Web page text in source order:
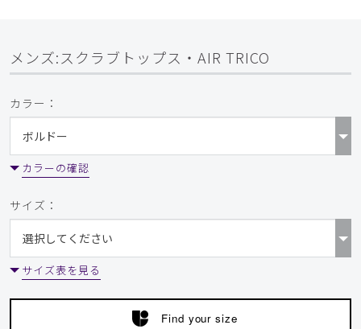
メンズ:スクラブトップス・AIR TRICO
カラー：
カラーの確認
サイズ：
サイズ表を見る
Find your size